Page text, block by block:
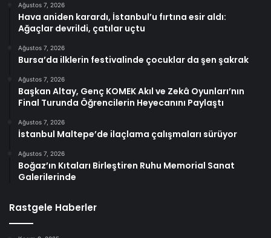
Ağustos 7, 2026
Hava aniden karardı, İstanbul’u fırtına esir aldı:
Ağaçlar devrildi, çatılar uçtu
Ağustos 7, 2026
Bursa’da ilklerin festivalinde çocuklar da şen şakrak
Ağustos 7, 2026
Başkan Altay, Genç KOMEK Akıl ve Zekâ Oyunları’nın
Final Turunda Öğrencilerin Heyecanını Paylaştı
Ağustos 7, 2026
İstanbul Maltepe’de ilaçlama çalışmaları sürüyor
Ağustos 7, 2026
Boğaz’ın Kıtaları Birleştiren Ruhu Memorial Sanat
Galerilerinde
Rastgele Haberler